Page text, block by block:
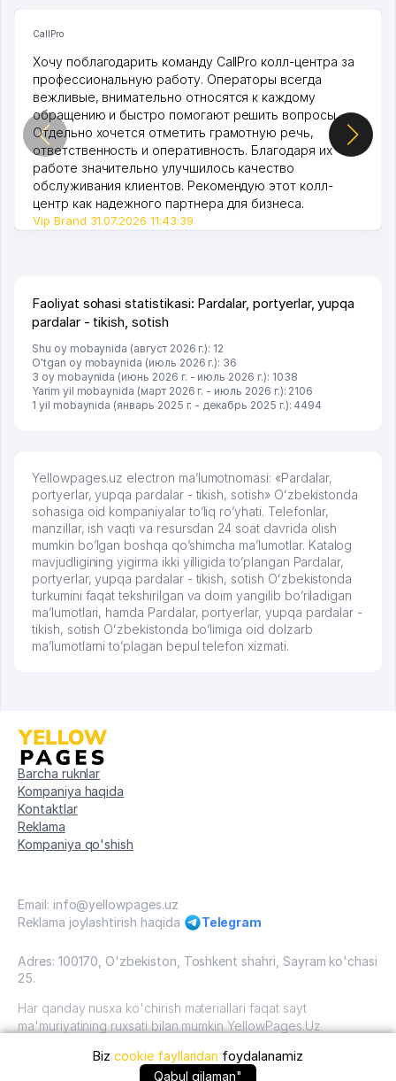
CallPro
Хочу поблагодарить команду CallPro колл-центра за
профессиональную работу. Операторы всегда
вежливые, внимательно относятся к каждому
обращению и быстро помогают решить вопросы.
Отдельно хочется отметить грамотную речь,
ответственность и оперативность. Благодаря их
работе значительно улучшилось качество
обслуживания клиентов. Рекомендую этот колл-
центр как надежного партнера для бизнеса.
Vip Brand 31.07.2026 11:43:39
Faoliyat sohasi statistikasi: Pardalar, portyerlar, yupqa
pardalar - tikish, sotish
Shu oy mobaynida (август 2026 г.): 12
O'tgan oy mobaynida (июль 2026 г.): 36
3 oy mobaynida (июнь 2026 г. - июль 2026 г.): 1038
Yarim yil mobaynida (март 2026 г. - июль 2026 г.): 2106
1 yil mobaynida (январь 2025 г. - декабрь 2025 г.): 4494
Yellowpages.uz electron ma’lumotnomasi: «Pardalar,
portyerlar, yupqa pardalar - tikish, sotish» Oʻzbekistonda
sohasiga oid kompaniyalar to’liq ro’yhati. Telefonlar,
manzillar, ish vaqti va resursdan 24 soat davrida olish
mumkin bo’lgan boshqa qo’shimcha ma’lumotlar. Katalog
mavjudligining yigirma ikki yilligida to’plangan Pardalar,
portyerlar, yupqa pardalar - tikish, sotish Oʻzbekistonda
turkumini faqat tekshirilgan va doim yangilib bo’riladigan
ma’lumotlari, hamda Pardalar, portyerlar, yupqa pardalar -
tikish, sotish Oʻzbekistonda bo’limiga oid dolzarb
ma’lumotlarni to’plagan bepul telefon xizmati.
Barcha ruknlar
Kompaniya haqida
Kontaktlar
Reklama
Kompaniya qo'shish
Email: info@yellowpages.uz
Reklama joylashtirish haqida
Telegram
Adres: 100170, O'zbekiston, Toshkent shahri, Sayram ko'chasi
25.
Har qanday nusxa ko'chirish materiallari faqat sayt
ma'muriyatining ruxsati bilan mumkin YellowPages.Uz
O'zbekiston, 2009 - 2026 / O'zbekiston "sariq
sahifalar"mualliflik huquqi. Barcha huquqlar himoyalangan.
Bizcookie fayllaridan foydalanamiz
Qabul qilaman"